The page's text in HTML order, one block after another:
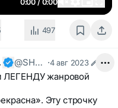
497
@SHANSONTV ·4 авг 2023
ЛЕГЕНДУ жанровой
Эту строчку